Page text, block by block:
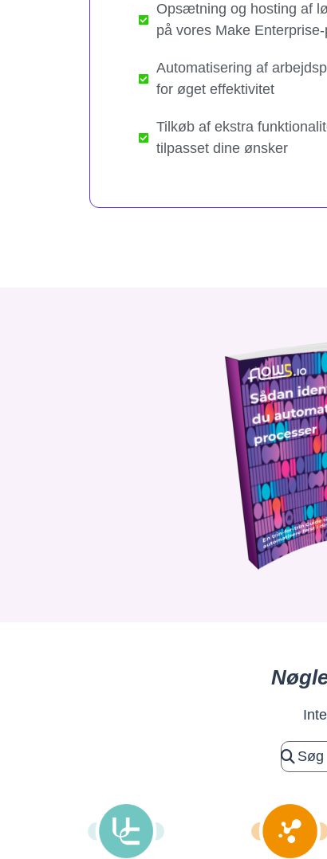
Opsætning og hosting af
på vores Make
Automatisering af
for øget effektivitet
Tilkøb af ekstra
tilpasset dine ønsker​